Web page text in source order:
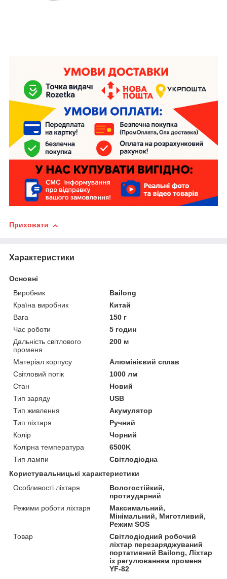
Приховати
Характеристики
Основні
Виробник
Bailong
Країна виробник
Китай
Вага
150 г
Час роботи
5 годин
Дальність світлового
променя
200 м
Матеріал корпусу
Алюмінієвий сплав
Світловий потік
1000 лм
Стан
Новий
Тип заряду
USB
Тип живлення
Акумулятор
Тип ліхтаря
Ручний
Колір
Чорний
Колірна температура
6500K
Тип лампи
Світлодіодна
Користувальницькі характеристики
Особливості ліхтаря
Вологостійкий,
протиударний
Режими роботи ліхтаря
Максимальний,
Мінімальний, Миготливий,
Режим SOS
Товар
Світлодіодний робочий
ліхтар перезаряджуваний
портативний Bailong, Ліхтар
із регулюванням променя
YF-82